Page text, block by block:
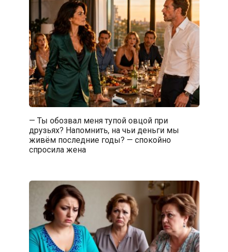
— Ты обозвал меня тупой овцой при
друзьях? Напомнить, на чьи деньги мы
живём последние годы? — спокойно
спросила жена